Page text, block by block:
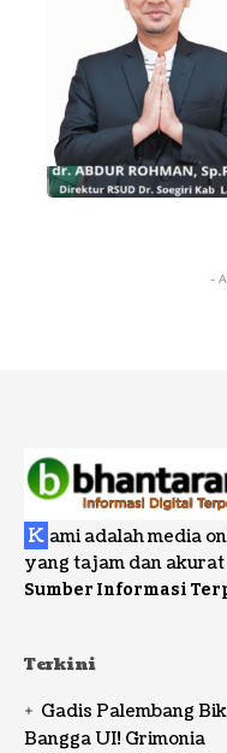
-
K ami adalah media
yang tajam dan
Sumber Informasi
Terkini
Gadis Palembang
Bangga UI! Grimonia